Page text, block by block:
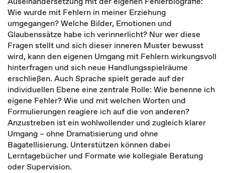
Wie wurde mit Fehlern in meiner Erziehung
umgegangen? Welche Bilder, Emotionen und
Glaubenssätze habe ich verinnerlicht? Nur wer diese
Fragen stellt und sich dieser inneren Muster bewusst
wird, kann den eigenen Umgang mit Fehlern wirkungsvoll
hinterfragen und sich neue Handlungsspielräume
erschließen. Auch Sprache spielt gerade auf der
individuellen Ebene eine zentrale Rolle: Wie benenne ich
eigene Fehler? Wie und mit welchen Worten und
Formulierungen reagiere ich auf die von anderen?
Anzustreben ist ein wohlwollender und zugleich klarer
Umgang – ohne Dramatisierung und ohne
Bagatellisierung. Unterstützen können dabei
Lerntagebücher und Formate wie kollegiale Beratung
oder Supervision.